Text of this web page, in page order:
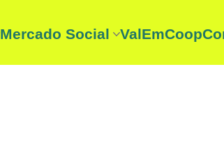
Mercado Social
Entidades mercado social
ValEmCoop